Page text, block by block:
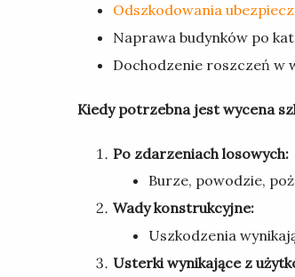
Odszkodowania
Naprawa budynków po
Dochodzenie roszczeń w
Kiedy potrzebna jest wycena
Po zdarzeniach losowych:
Burze, powodzie,
Wady konstrukcyjne:
Uszkodzenia
Usterki wynikające z